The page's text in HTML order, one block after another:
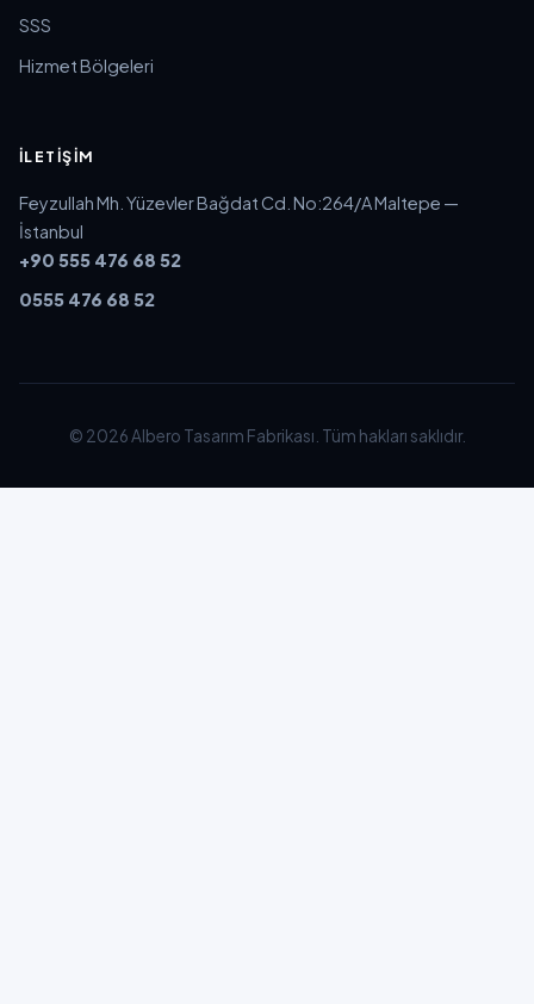
SSS
Hizmet Bölgeleri
İLETIŞIM
Feyzullah Mh. Yüzevler Bağdat Cd. No:264/A Maltepe —
İstanbul
+90 555 476 68 52
0555 476 68 52
© 2026 Albero Tasarım Fabrikası. Tüm hakları saklıdır.